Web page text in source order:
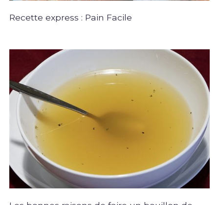
Recette express : Pain Facile